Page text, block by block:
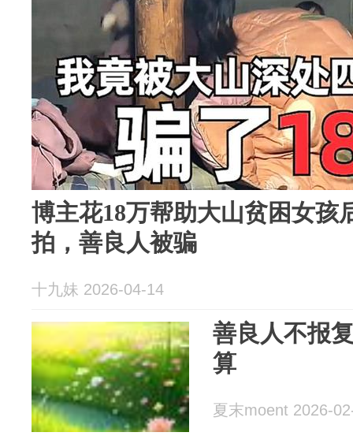
博主花18万帮助大山贫困女孩
拍，善良人被骗
十九妹 2026-04-14
善良人不报
算
夏末moent 2026-